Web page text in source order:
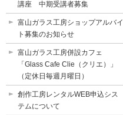
講座 中期受講者募集
富山ガラス工房ショップアルバイ
ト募集のお知らせ
富山ガラス工房併設カフェ
「Glass Cafe Clie（クリエ）」
（定休日毎週月曜日）
創作工房レンタルWEB申込シス
テムについて